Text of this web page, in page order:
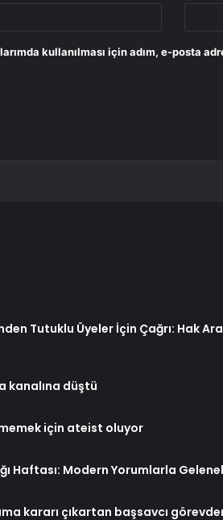
kullanılması için adım, e-posta
Tutuklu Üyeler İçin Çağrı: Hak
kanalına düştü
için ateist oluyor
Haftası: Modern Yorumlarla
kararı çıkartan başsavcı